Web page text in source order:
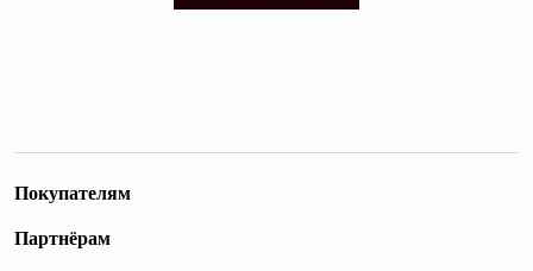
Покупателям
Партнёрам